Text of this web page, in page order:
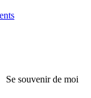
Se souvenir de moi